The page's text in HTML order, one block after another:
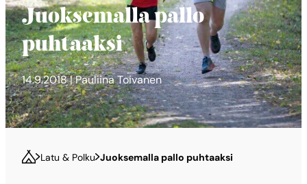
Juoksemalla pallo
puhtaaksi
14.9.2018 | Pauliina Toivanen
Latu & Polku Juoksemalla pallo puhtaaksi